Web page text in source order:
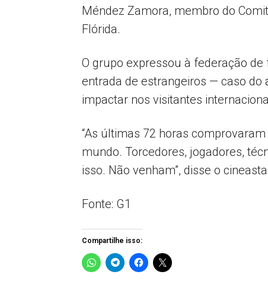
Méndez Zamora, membro do
Flórida.
O grupo expressou à federação
entrada de estrangeiros — caso do
impactar nos visitantes
“As últimas 72 horas
mundo. Torcedores, jogadores,
isso. Não venham”, disse o
Fonte: G1
Compartilhe isso: